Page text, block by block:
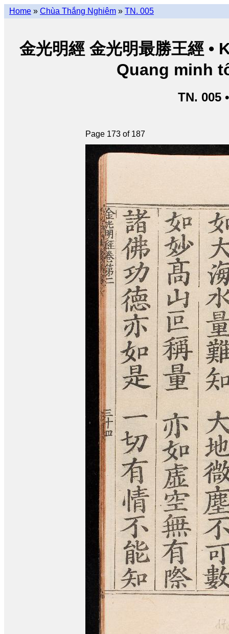
Home » Chùa Thắng Nghiêm » TN. 005
金光明經 金光明最勝王經
Quang minh
TN. 005
Page 173 of 187